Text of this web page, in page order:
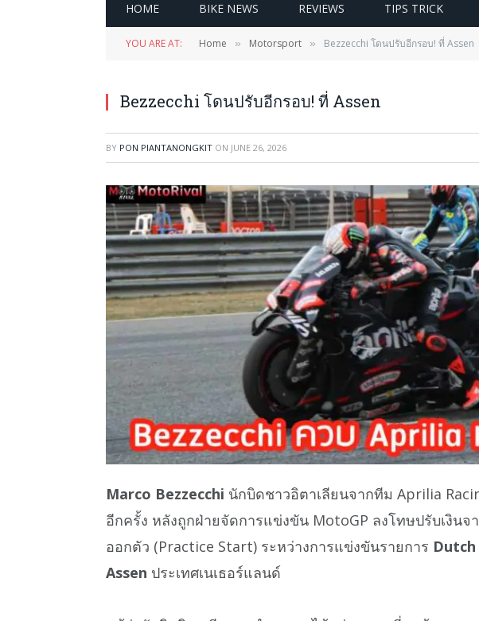
HOME BIKE NEWS REVIEWS TIPS TRICK
YOU ARE AT: Home » Motorsport » Bezzecchi โดนปรับอีกรอบ! ที่ Assen
Bezzecchi โดนปรับอีกรอบ! ที่ Assen
BY PON PIANTANONGKIT ON JUNE 26, 2026
Marco Bezzecchi นักบิดชาวอิตาเลียนจากทีม Aprilia
อีกครั้ง หลังถูกฝ่ายจัดการแข่งขัน MotoGP ลงโทษปรับเงิน
ออกตัว (Practice Start) ระหว่างการแข่งขันรายการ Dutch
Assen ประเทศเนเธอร์แลนด์